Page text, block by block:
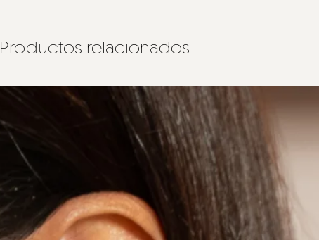
Productos relacionados